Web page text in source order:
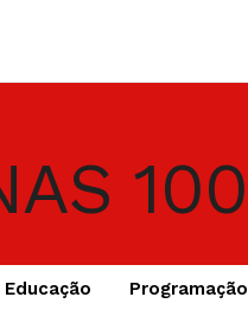
Educação Programação